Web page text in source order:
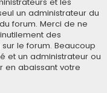
et les
un administrateur du
forum. Merci de ne
des
le forum. Beaucoup
et un administrateur ou
en abaissant votre